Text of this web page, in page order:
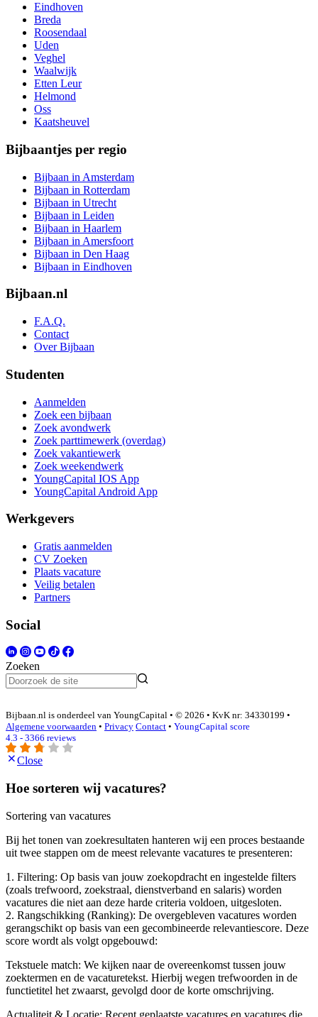
Eindhoven
Breda
Roosendaal
Uden
Veghel
Waalwijk
Etten Leur
Helmond
Oss
Kaatsheuvel
Bijbaantjes per regio
Bijbaan in Amsterdam
Bijbaan in Rotterdam
Bijbaan in Utrecht
Bijbaan in Leiden
Bijbaan in Haarlem
Bijbaan in Amersfoort
Bijbaan in Den Haag
Bijbaan in Eindhoven
Bijbaan.nl
F.A.Q.
Contact
Over Bijbaan
Studenten
Aanmelden
Zoek een bijbaan
Zoek avondwerk
Zoek parttimewerk (overdag)
Zoek vakantiewerk
Zoek weekendwerk
YoungCapital IOS App
YoungCapital Android App
Werkgevers
Gratis aanmelden
CV Zoeken
Plaats vacature
Veilig betalen
Partners
Social
Zoeken
Bijbaan.nl is onderdeel van YoungCapital • © 2026 • KvK nr: 34330199 •
Algemene voorwaarden • Privacy Contact • YoungCapital score
4.3 - 3366 reviews
Close
Hoe sorteren wij vacatures?
Sortering van vacatures
Bij het tonen van zoekresultaten hanteren wij een proces bestaande
uit twee stappen om de meest relevante vacatures te presenteren:
1. Filtering: Op basis van jouw zoekopdracht en ingestelde filters
(zoals trefwoord, zoekstraal, dienstverband en salaris) worden
vacatures die niet aan deze harde criteria voldoen, uitgesloten.
2. Rangschikking (Ranking): De overgebleven vacatures worden
gerangschikt op basis van een gecombineerde relevantiescore. Deze
score wordt als volgt opgebouwd:
Tekstuele match: We kijken naar de overeenkomst tussen jouw
zoektermen en de vacaturetekst. Hierbij wegen trefwoorden in de
functietitel het zwaarst, gevolgd door de korte omschrijving.
Actualiteit & Locatie: Recent geplaatste vacatures en vacatures die